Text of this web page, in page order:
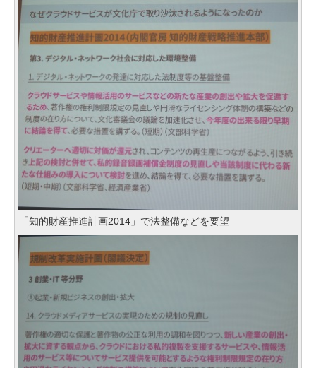
「知的財産推進計画2014」で法整備などを要望